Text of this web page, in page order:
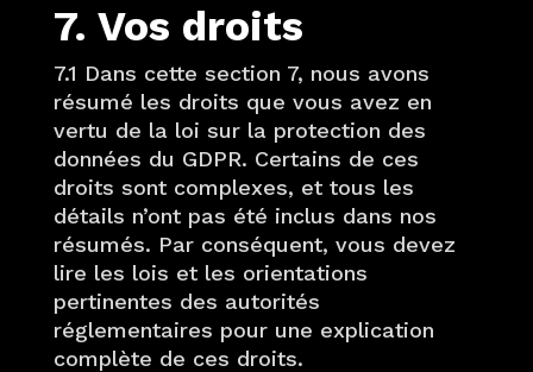
7. Vos droits
7.1 Dans cette section 7, nous avons
résumé les droits que vous avez en
vertu de la loi sur la protection des
données du GDPR. Certains de ces
droits sont complexes, et tous les
détails n’ont pas été inclus dans nos
résumés. Par conséquent, vous devez
lire les lois et les orientations
pertinentes des autorités
réglementaires pour une explication
complète de ces droits.